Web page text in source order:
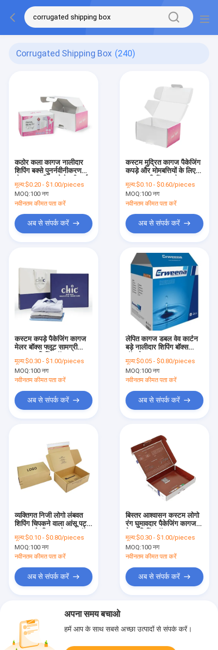
Corrugated Shipping Box (240)
कठोर कला कागज नालीदार
शिपिंग बक्से पुनर्नवीनीकरण
मूल्य:$0.20 - $1.00/pieces
MOQ:100 नग
नवीनतम कीमत पता करें
अब से संपर्क करें
कस्टम मुद्रित कागज पैकेजिंग
कपड़े और मोमबत्तियों के लिए
मूल्य:$0.10 - $0.60/pieces
MOQ:100 नग
नवीनतम कीमत पता करें
अब से संपर्क करें
कस्टम कपड़े पैकेजिंग कागज
मेलर बॉक्स फ्लूट सामग्री
मूल्य:$0.30 - $1.00/pieces
MOQ:100 नग
नवीनतम कीमत पता करें
अब से संपर्क करें
लेपित कागज डबल वेव कार्टन
बड़े नालीदार शिपिंग बॉक्स
मूल्य:$0.05 - $0.80/pieces
MOQ:100 नग
नवीनतम कीमत पता करें
अब से संपर्क करें
व्यक्तिगत निजी लोगो लंबवत
शिपिंग चिपकने वाला आंसू पट्टी
मूल्य:$0.10 - $0.80/pieces
MOQ:100 नग
नवीनतम कीमत पता करें
अब से संपर्क करें
बिस्तर आश्वासन कस्टम लोगो
रंग घुमावदार पैकेजिंग कागज
मूल्य:$0.30 - $1.00/pieces
MOQ:100 नग
नवीनतम कीमत पता करें
अब से संपर्क करें
अपना समय बचाओ
हमें आप के साथ सबसे अच्छा उत्पादों से संपर्क करें।